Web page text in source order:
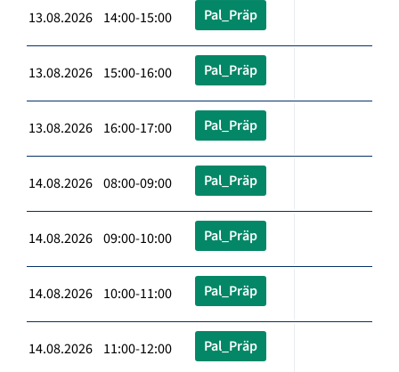
13.08.2026 14:00-15:00 Pal_Präp
13.08.2026 15:00-16:00 Pal_Präp
13.08.2026 16:00-17:00 Pal_Präp
14.08.2026 08:00-09:00 Pal_Präp
14.08.2026 09:00-10:00 Pal_Präp
14.08.2026 10:00-11:00 Pal_Präp
14.08.2026 11:00-12:00 Pal_Präp